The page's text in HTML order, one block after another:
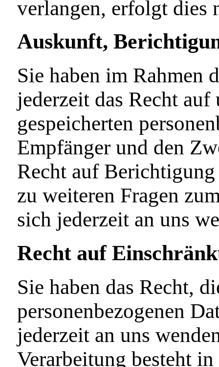
verlangen, erfolgt dies
Auskunft,
Sie haben im Rahmen
jederzeit das Recht
gespeicherten
Empfänger und den
Recht auf
zu weiteren Fragen
sich jederzeit an uns
Recht auf
Sie haben das Recht,
personenbezogenen
jederzeit an uns
Verarbeitung besteht